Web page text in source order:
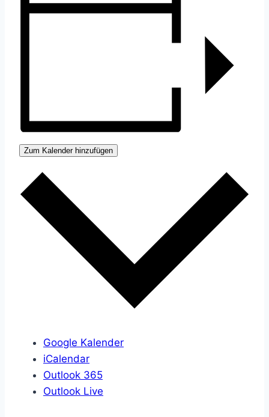
Zum Kalender hinzufügen
Google Kalender
iCalendar
Outlook 365
Outlook Live